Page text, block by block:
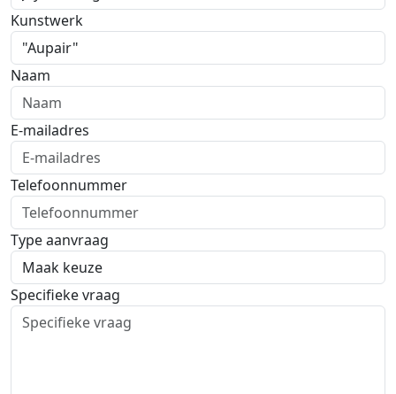
Kunstwerk
Naam
E-mailadres
Telefoonnummer
Type aanvraag
Specifieke vraag